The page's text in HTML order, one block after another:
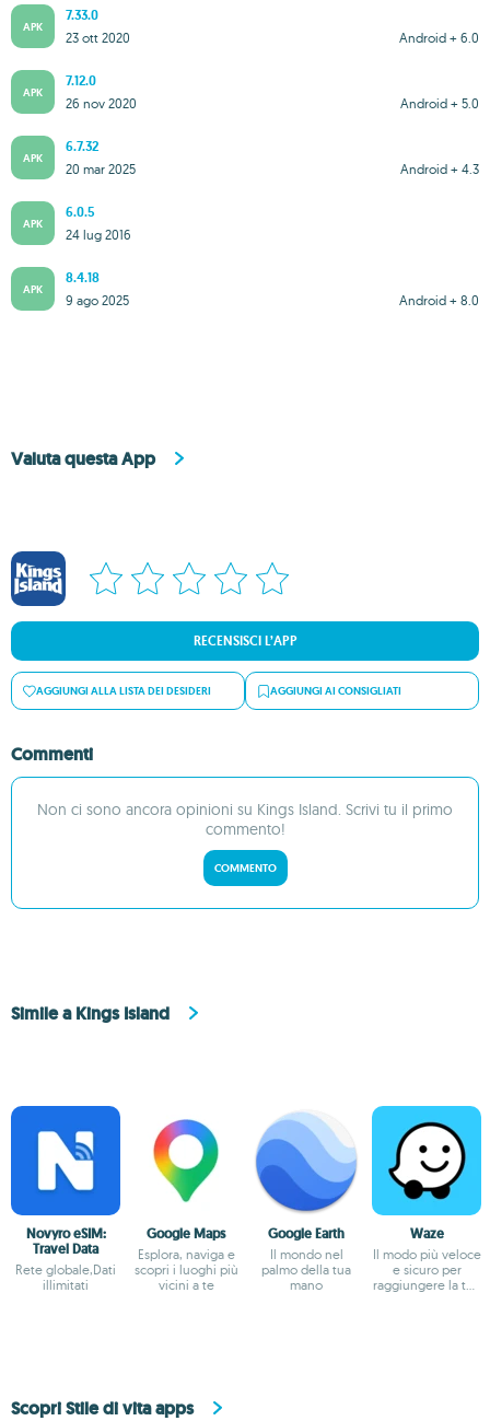
APK
7.33.0
Android + 6.0
23 ott 2020
APK
7.12.0
Android + 5.0
26 nov 2020
APK
6.7.32
Android + 4.3
20 mar 2025
APK
6.0.5
24 lug 2016
APK
8.4.18
Android + 8.0
9 ago 2025
Valuta questa App
RECENSISCI L’APP
AGGIUNGI ALLA LISTA DEI DESIDERI AGGIUNGI AI CONSIGLIATI
Commenti
Non ci sono ancora opinioni su Kings Island. Scrivi tu il primo
commento!
COMMENTO
Simile a Kings Island
Novyro eSIM:
Travel Data
Rete globale,Dati
illimitati
Google Maps
Esplora, naviga e
scopri i luoghi più
vicini a te
Google Earth
Il mondo nel
palmo della tua
mano
Waze
Il modo più veloce
e sicuro per
raggiungere la tua
Scopri Stile di vita apps